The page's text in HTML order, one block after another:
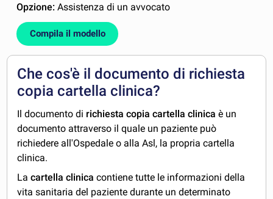
IL MIO ACCOUNT
Opzione:Assistenza di un avvocato
Compila il modello
Che cos'è il documento di richiesta
copia cartella clinica?
Il documento di richiesta copia cartella clinicaè un
documento attraverso il quale un paziente può
richiedere all'Ospedale o alla Asl, la propria cartella
clinica.
La cartella clinica contiene tutte le informazioni della
vita sanitaria del paziente durante un determinato